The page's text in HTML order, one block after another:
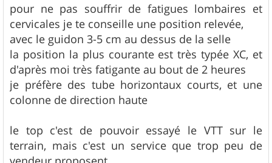
s
s
a
g
e
pour ne pas souffrir de fatigues lombaires et
cervicales je te conseille une position relevée,
avec le guidon 3-5 cm au dessus de la selle
la position la plus courante est très typée XC, et
d'après moi très fatigante au bout de 2 heures
je préfère des tube horizontaux courts, et une
colonne de direction haute
le top c'est de pouvoir essayé le VTT sur le
terrain, mais c'est un service que trop peu de